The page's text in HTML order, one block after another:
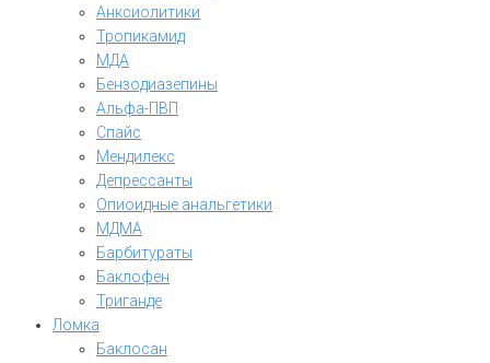
Анксиолитики
Тропикамид
МДА
Бензодиазепины
Альфа-ПВП
Спайс
Мендилекс
Депрессанты
Опиоидные анальгетики
МДМА
Барбитураты
Баклофен
Триганде
Ломка
Баклосан